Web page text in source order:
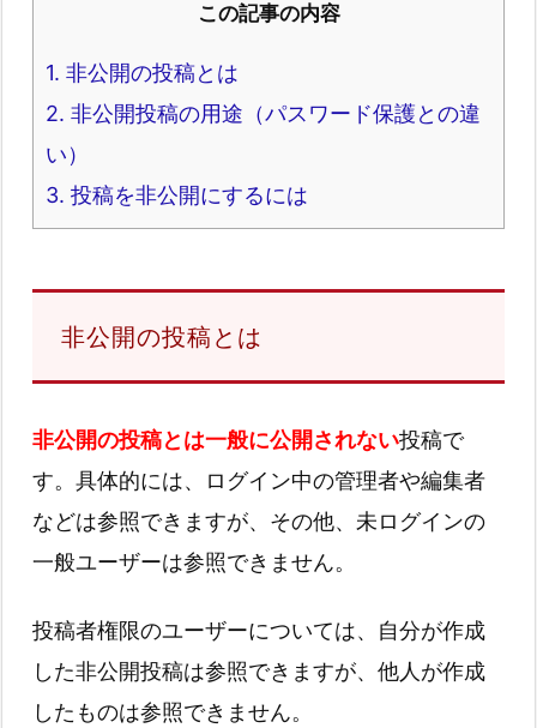
この記事の内容
1. 非公開の投稿とは
2. 非公開投稿の用途（パスワード保護との違
い）
3. 投稿を非公開にするには
非公開の投稿とは
非公開の投稿とは一般に公開されない投稿で
す。具体的には、ログイン中の管理者や編集者
などは参照できますが、その他、未ログインの
一般ユーザーは参照できません。
投稿者権限のユーザーについては、自分が作成
した非公開投稿は参照できますが、他人が作成
したものは参照できません。